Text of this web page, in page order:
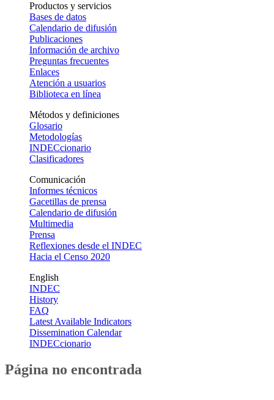
Productos y servicios
Bases de datos
Calendario de difusión
Publicaciones
Información de archivo
Preguntas frecuentes
Enlaces
Atención a usuarios
Biblioteca en línea
Métodos y definiciones
Glosario
Metodologías
INDECcionario
Clasificadores
Comunicación
Informes técnicos
Gacetillas de prensa
Calendario de difusión
Multimedia
Prensa
Reflexiones desde el INDEC
Hacia el Censo 2020
English
INDEC
History
FAQ
Latest Available Indicators
Dissemination Calendar
INDECcionario
Página no encontrada